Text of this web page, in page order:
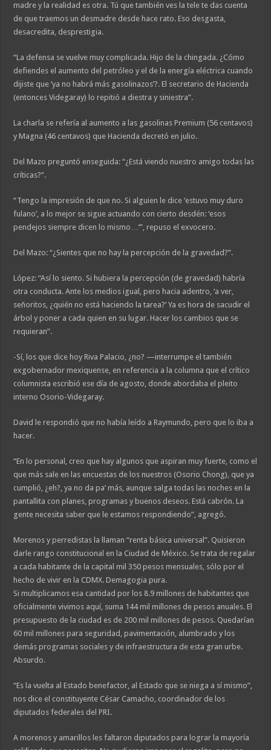
madre y la realidad es otra. Tú que también ves la tele te das cuenta
de que traemos un desmadre desde hace rato. Eso desgasta,
desacredita, desprestigia.
“La defensa se vuelve muy complicada. Hijo de la chingada. ¿Cómo
defiendes el aumento del petróleo y el de la energía eléctrica cuando
dijiste que ‘ya no habrá más gasolinazos’?. El secretario de Hacienda
(entonces Videgaray) lo repitió a diestra y siniestra”.
La charla se refería al aumento a las gasolinas Premium (56 centavos)
y Magna (46 centavos) que Hacienda decretó en julio.
Del Mazo preguntó enseguida: “¿Está viendo nuestro amigo todas las
críticas?”.
“Tengo la impresión de que no. Si alguien le dice ‘estuvo muy duro
fulano’, a lo mejor se sigue actuando con cierto desdén: ‘esos
pendejos siempre dicen lo mismo…’”, repuso el exvocero.
Del Mazo: “¿Sientes que no hay la percepción de la gravedad?”.
López: “Así lo siento. Si hubiera la percepción (de gravedad) habría
otra conducta. Ante los medios igual, pero hacia adentro, ‘a ver,
señoritos, ¿quién no está haciendo la tarea?’ Ya es hora de sacudir el
árbol y poner a cada quien en su lugar. Hacer los cambios que se
requieran”.
-Sí, los que dice hoy Riva Palacio, ¿no? —interrumpe el también
exgobernador mexiquense, en referencia a la columna que el crítico
columnista escribió ese día de agosto, donde abordaba el pleito
interno Osorio-Videgaray.
David le respondió que no había leído a Raymundo, pero que lo iba a
hacer.
“En lo personal, creo que hay algunos que aspiran muy fuerte, como el
que más sale en las encuestas de los nuestros (Osorio Chong), que ya
cumplió, ¿eh?, ya no da pa’ más, aunque salga todas las noches en la
pantallita con planes, programas y buenos deseos. Está cabrón. La
gente necesita saber que le estamos respondiendo”, agregó.
Morenos y perredistas la llaman “renta básica universal”. Quisieron
darle rango constitucional en la Ciudad de México. Se trata de regalar
a cada habitante de la capital mil 350 pesos mensuales, sólo por el
hecho de vivir en la CDMX. Demagogia pura.
Si multiplicamos esa cantidad por los 8.9 millones de habitantes que
oficialmente vivimos aquí, suma 144 mil millones de pesos anuales. El
presupuesto de la ciudad es de 200 mil millones de pesos. Quedarían
60 mil millones para seguridad, pavimentación, alumbrado y los
demás programas sociales y de infraestructura de esta gran urbe.
Absurdo.
“Es la vuelta al Estado benefactor, al Estado que se niega a sí mismo”,
nos dice el constituyente César Camacho, coordinador de los
diputados federales del PRI.
A morenos y amarillos les faltaron diputados para lograr la mayoría